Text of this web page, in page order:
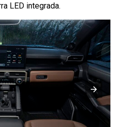
LED integrada.